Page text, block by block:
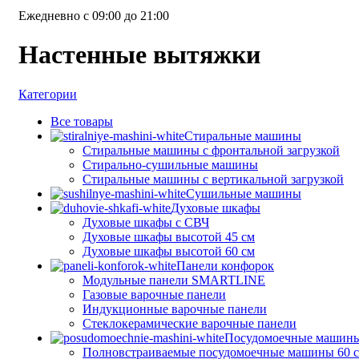
Ежедневно с 09:00 до 21:00
Настенные вытяжки
Категории
Все товары
Стиральные машины
Стиральные машины с фронтальной загрузкой
Стирально-сушильные машины
Стиральные машины с вертикальной загрузкой
Сушильные машины
Духовые шкафы
Духовые шкафы с СВЧ
Духовые шкафы высотой 45 см
Духовые шкафы высотой 60 см
Панели конфорок
Модульные панели SMARTLINE
Газовые варочные панели
Индукционные варочные панели
Стеклокерамические варочные панели
Посудомоечные
Полновстраиваемые посудомоечные машины 60